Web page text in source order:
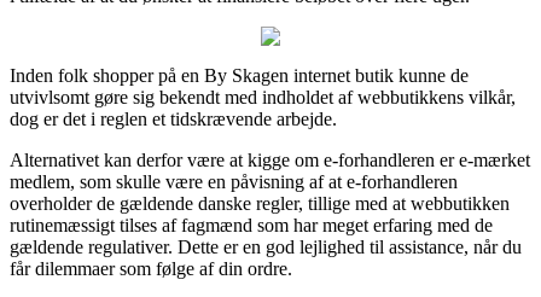
Inden folk shopper på en By Skagen internet butik kunne de
utvivlsomt gøre sig bekendt med indholdet af webbutikkens vilkår,
dog er det i reglen et tidskrævende arbejde.
Alternativet kan derfor være at kigge om e-forhandleren er e-mærket
medlem, som skulle være en påvisning af at e-forhandleren
overholder de gældende danske regler, tillige med at webbutikken
rutinemæssigt tilses af fagmænd som har meget erfaring med de
gældende regulativer. Dette er en god lejlighed til assistance, når du
får dilemmaer som følge af din ordre.